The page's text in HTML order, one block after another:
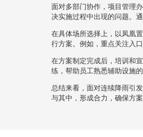
面对多部门协作，项目管理
决实施过程中出现的问题。
在具体场所选择上，以凤凰
行方案。例如，重点关注入
在方案制定完成后，培训和
练，帮助员工熟悉辅助设施
总结来看，面对连续降雨引
与其中，形成合力，确保方